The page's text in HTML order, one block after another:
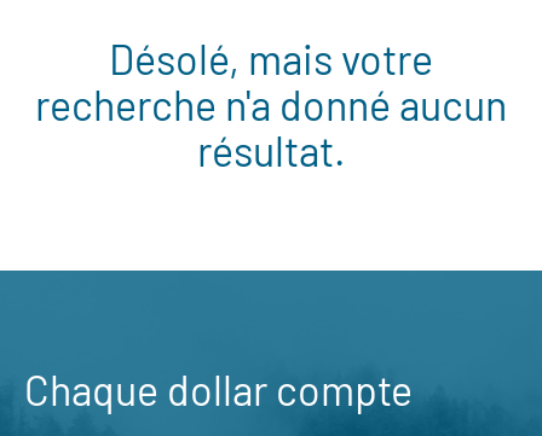
Désolé, mais votre
recherche n'a donné aucun
résultat.
Chaque dollar compte